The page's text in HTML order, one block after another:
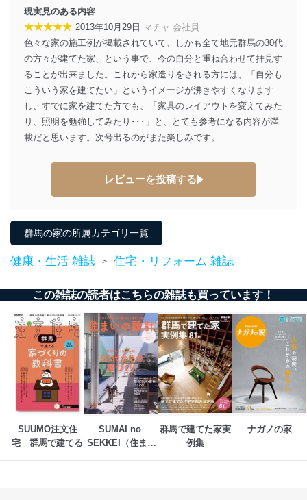
得・利用・提供を行います。また、当社が保有している
個人情報は、同意を得ずに目的外利用、第三者への提
供・開示は行いません。当社においてはこれらの取り組
みを確実にするため、従業者等の教育を徹底してまいり
ます。また、目的外利用を行わないために、適切な管理
措置を講じます。
法令遵守
当社は、個人情報に関連する法令、国が定める指針及び
その他の規範を遵守します。また、当社の管理の仕組み
す。
個人情報の安全管理措置
に、下記セキュリティ対策をはじめとする安全対策を実
施し、個人情報の漏えい、滅失またはき損の防止及び是
正に努めます。
アクセス制御
機器を取り扱う従業者を明確化し、 個人データへ
アクセス者の識別と認証
機器に標準装備されているユーザー制御機能（ユ
ーザーアカウント制御）により、個人情報データ
ベース等を取り扱う情報システムを使用する従業
者を識別・認証しています。
外部からの不正アクセス等の防止
個人データを取り扱う機器等のオペレーティング
システムを最新の状態に保持しています。
個人データを取り扱う機器等にセキュリティ対策
ソフトウェア等を導入し、自動更新 機能等の活用
現実見のある内容
★★★★★ 2013年10月29日 マチャ 会社員
色々な家の施工例が掲載されていて、しかも全て地元群馬の30代
の方々が建てた家、という事で、今の自分と重ね合わせて拝見す
ることが出来ました。これから家造りをされる方には、「自分も
こういう家を建てたい」というイメージが沸きやすくなります
し、すでに家を建てた方でも、「家具のレイアウトを変えてみた
り、照明を勉強してみたり･･･」と、とても参考になる内容が満
載だと思います。次号出るのがまた楽しみです。
レビューを投稿する
群馬の家の所属カテゴリ一覧
健康・生活 雑誌 > 住宅・リフォーム 雑誌
この雑誌の読者はこちらの雑誌も買っています！
SUUMO注文住
宅　群馬で建てる
SUMAI no
SEKKEI（住まい
群馬で建てた家実
例集
ナガノの家